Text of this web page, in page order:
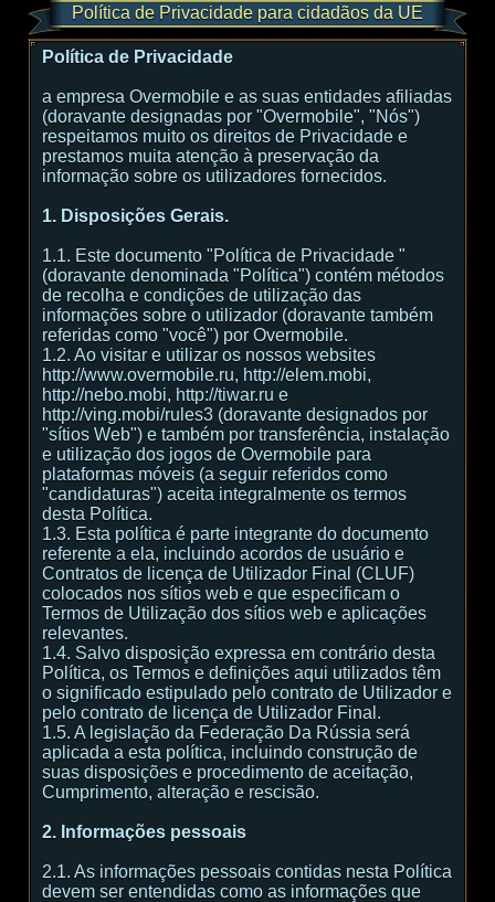
Política de Privacidade para cidadãos da UE
Política de Privacidade
a empresa Overmobile e as suas entidades afiliadas
(doravante designadas por "Overmobile", "Nós")
respeitamos muito os direitos de Privacidade e
prestamos muita atenção à preservação da
informação sobre os utilizadores fornecidos.
1. Disposições Gerais.
1.1. Este documento "Política de Privacidade "
(doravante denominada "Política") contém métodos
de recolha e condições de utilização das
informações sobre o utilizador (doravante também
referidas como "você") por Overmobile.
1.2. Ao visitar e utilizar os nossos websites
http://www.overmobile.ru, http://elem.mobi,
http://nebo.mobi, http://tiwar.ru e
http://ving.mobi/rules3 (doravante designados por
"sítios Web") e também por transferência, instalação
e utilização dos jogos de Overmobile para
plataformas móveis (a seguir referidos como
"candidaturas") aceita integralmente os termos
desta Política.
1.3. Esta política é parte integrante do documento
referente a ela, incluindo acordos de usuário e
Contratos de licença de Utilizador Final (CLUF)
colocados nos sítios web e que especificam o
Termos de Utilização dos sítios web e aplicações
relevantes.
1.4. Salvo disposição expressa em contrário desta
Política, os Termos e definições aqui utilizados têm
o significado estipulado pelo contrato de Utilizador e
pelo contrato de licença de Utilizador Final.
1.5. A legislação da Federação Da Rússia será
aplicada a esta política, incluindo construção de
suas disposições e procedimento de aceitação,
Cumprimento, alteração e rescisão.
2. Informações pessoais
2.1. As informações pessoais contidas nesta Política
devem ser entendidas como as informações que